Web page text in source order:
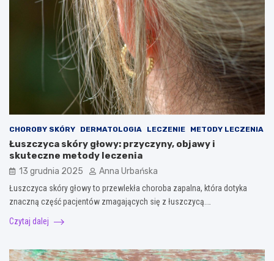
CHOROBY SKÓRY DERMATOLOGIA LECZENIE METODY LECZENIA
Łuszczyca skóry głowy: przyczyny, objawy i
skuteczne metody leczenia
13 grudnia 2025 Anna Urbańska
Łuszczyca skóry głowy to przewlekła choroba zapalna, która dotyka
znaczną część pacjentów zmagających się z łuszczycą.…
Czytaj dalej